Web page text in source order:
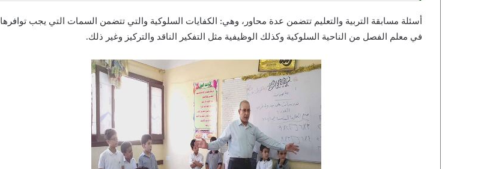
أسئلة مسابقة التربية والتعليم تتضمن عدة محاور، وهي: الكفايات السلوكية والتي تتضمن السمات التي يجب توافرها
في معلم الفصل من الناحية السلوكية وكذلك الوظيفية مثل التفكير الناقد والتركيز وغير ذلك.